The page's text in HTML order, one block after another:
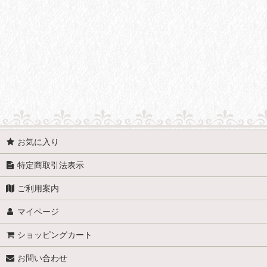
お気に入り
特定商取引法表示
ご利用案内
マイページ
ショッピングカート
お問い合わせ